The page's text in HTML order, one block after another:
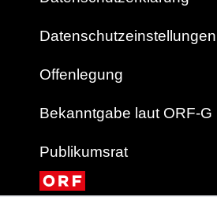
Datenschutzeinstellungen
Offenlegung
Bekanntgabe laut ORF-G
Publikumsrat